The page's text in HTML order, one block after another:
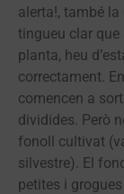
alerta!, també
tingueu clar que
planta, heu
correctament.
comencen a
dividides. Però
fonoll cultivat
silvestre). El
petites i